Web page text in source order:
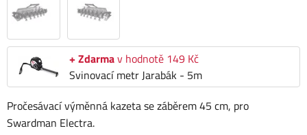
+ Zdarmav hodnotě 149 Kč
Svinovací metr Jarabák - 5m
Pročesávací výměnná kazeta se záběrem 45 cm, pro
Swardman Electra.